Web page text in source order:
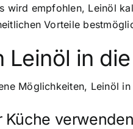
wird empfohlen, Leinöl
Vorteile
Leinöl in
Möglichkeiten, Leinöl
Küche verwenden